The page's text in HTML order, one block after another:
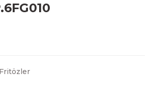
Fritözler